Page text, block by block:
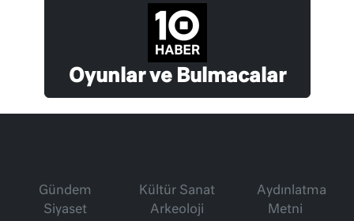
Oyunlar ve Bulmacalar
Gündem
Siyaset
Kültür Sanat
Arkeoloji
Aydınlatma
Metni